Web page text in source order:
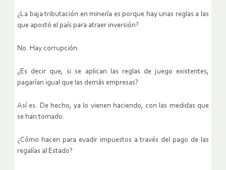
¿La baja tributación en minería es porque hay unas reglas a las
que apostó el país para atraer inversión?
No. Hay corrupción.
¿Es decir que, si se aplican las reglas de juego existentes,
pagarían igual que las demás empresas?
Así es. De hecho, ya lo vienen haciendo, con las medidas que
se han tomado.
¿Cómo hacen para evadir impuestos a través del pago de las
regalías al Estado?